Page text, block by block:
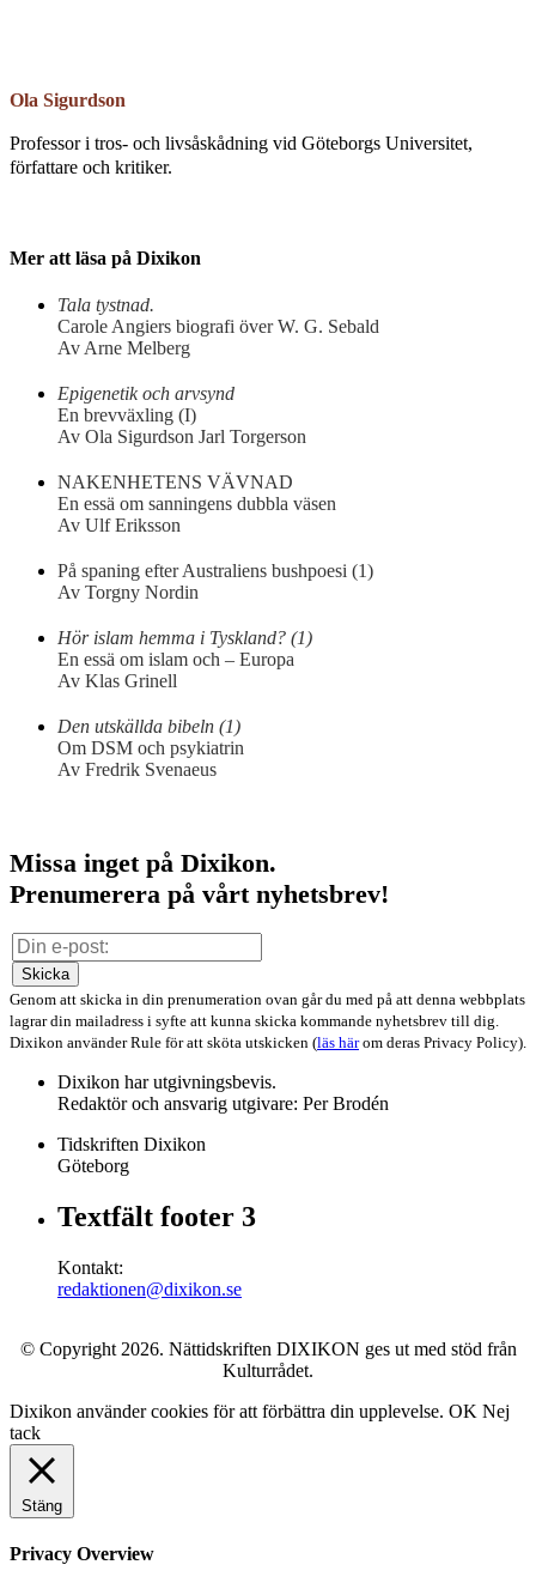
Ola Sigurdson
Professor i tros- och livsåskådning vid Göteborgs Universitet,
författare och kritiker.
Mer att läsa på Dixikon
Tala tystnad.
Carole Angiers biografi över W. G. Sebald
Av Arne Melberg
Epigenetik och arvsynd
En brevväxling (I)
Av Ola Sigurdson Jarl Torgerson
NAKENHETENS VÄVNAD
En essä om sanningens dubbla väsen
Av Ulf Eriksson
På spaning efter Australiens bushpoesi (1)
Av Torgny Nordin
Hör islam hemma i Tyskland? (1)
En essä om islam och – Europa
Av Klas Grinell
Den utskällda bibeln (1)
Om DSM och psykiatrin
Av Fredrik Svenaeus
Missa inget på Dixikon.
Prenumerera på vårt nyhetsbrev!
Skicka
Genom att skicka in din prenumeration ovan går du med på att denna webbplats
lagrar din mailadress i syfte att kunna skicka kommande nyhetsbrev till dig.
Dixikon använder Rule för att sköta utskicken (läs härom deras Privacy Policy).
Dixikon har utgivningsbevis.
Redaktör och ansvarig utgivare: Per Brodén
Tidskriften Dixikon
Göteborg
Textfält footer 3
Kontakt:
redaktionen@dixikon.se
© Copyright 2026. Nättidskriften DIXIKON ges ut med stöd från
Kulturrådet.
Dixikon använder cookies för att förbättra din upplevelse. OK Nej
tack
Stäng
Privacy Overview